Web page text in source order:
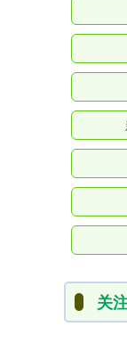
关